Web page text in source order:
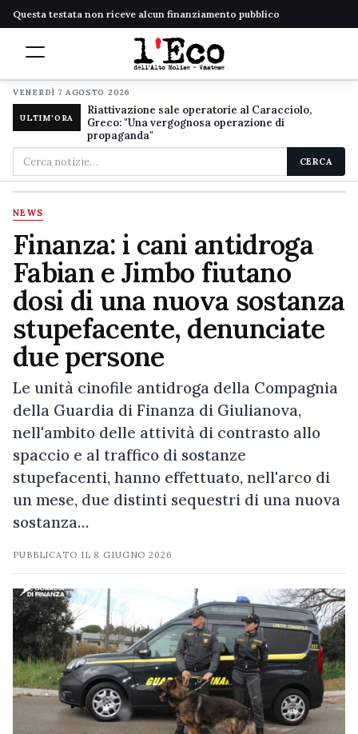
Questa testata non riceve alcun finanziamento pubblico
VENERDÌ 7 AGOSTO 2026
ULTIM'ORA
Riattivazione sale operatorie al Caracciolo,
Greco: "Una vergognosa operazione di
propaganda"
Cerca
nel
sito
CERCA
NEWS
Finanza: i cani antidroga
Fabian e Jimbo fiutano
dosi di una nuova sostanza
stupefacente, denunciate
due persone
Le unità cinofile antidroga della Compagnia
della Guardia di Finanza di Giulianova,
nell'ambito delle attività di contrasto allo
spaccio e al traffico di sostanze
stupefacenti, hanno effettuato, nell'arco di
un mese, due distinti sequestri di una nuova
sostanza…
PUBBLICATO IL 8 GIUGNO 2026